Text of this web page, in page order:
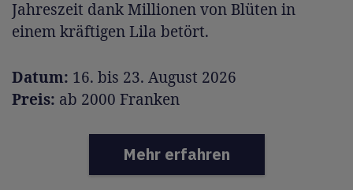
Jahreszeit dank Millionen von Blüten in
einem kräftigen Lila betört.
Datum: 16. bis 23. August 2026
Preis: ab 2000 Franken
Mehr erfahren